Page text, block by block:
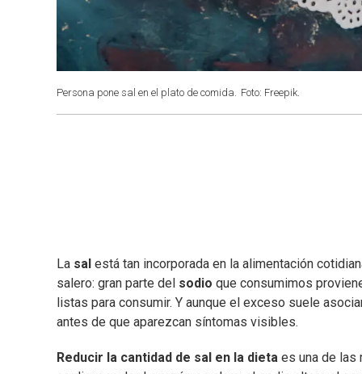
Persona pone sal en el plato de comida. Foto: Freepik.
La sal está tan incorporada en la alimentación
salero: gran parte del sodio que consumimos
listas para consumir. Y aunque el exceso suele
antes de que aparezcan síntomas visibles.
Reducir la cantidad de sal en la dieta es una de las